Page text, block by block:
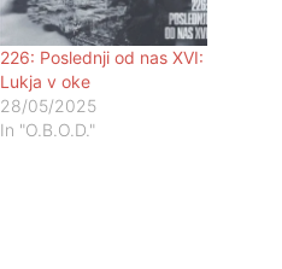
226: Poslednji od nas XVI:
Lukja v oke
28/05/2025
In "O.B.O.D."